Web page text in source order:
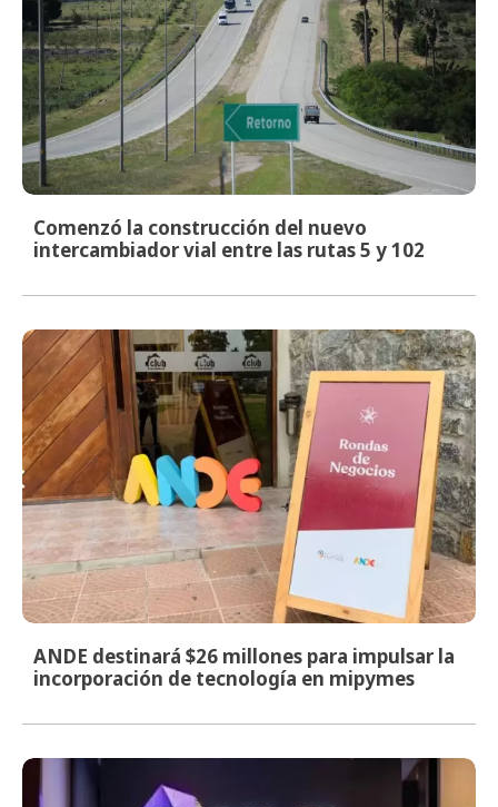
Comenzó la construcción del nuevo
intercambiador vial entre las rutas 5 y 102
ANDE destinará $26 millones para impulsar la
incorporación de tecnología en mipymes